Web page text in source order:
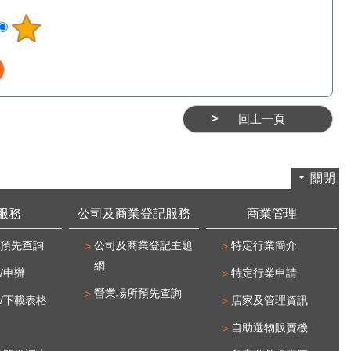
回上一頁
關閉
務
先查詢
申辦
載表格
公司及商業登記服務
公司及商業登記主題
網
營業場所預先查詢
商業管理
特定行業簡介
特定行業申請
店家及管理資訊
自助選物販賣機